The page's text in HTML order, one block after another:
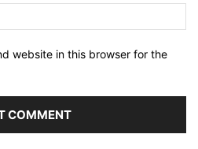
website in this browser for the